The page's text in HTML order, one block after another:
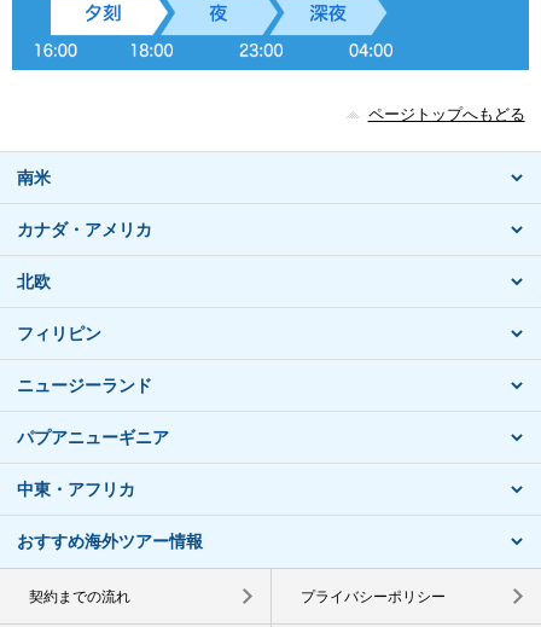
ページトップへもどる
南米
カナダ・アメリカ
北欧
フィリピン
ニュージーランド
パプアニューギニア
中東・アフリカ
おすすめ海外ツアー情報
契約までの流れ プライバシーポリシー